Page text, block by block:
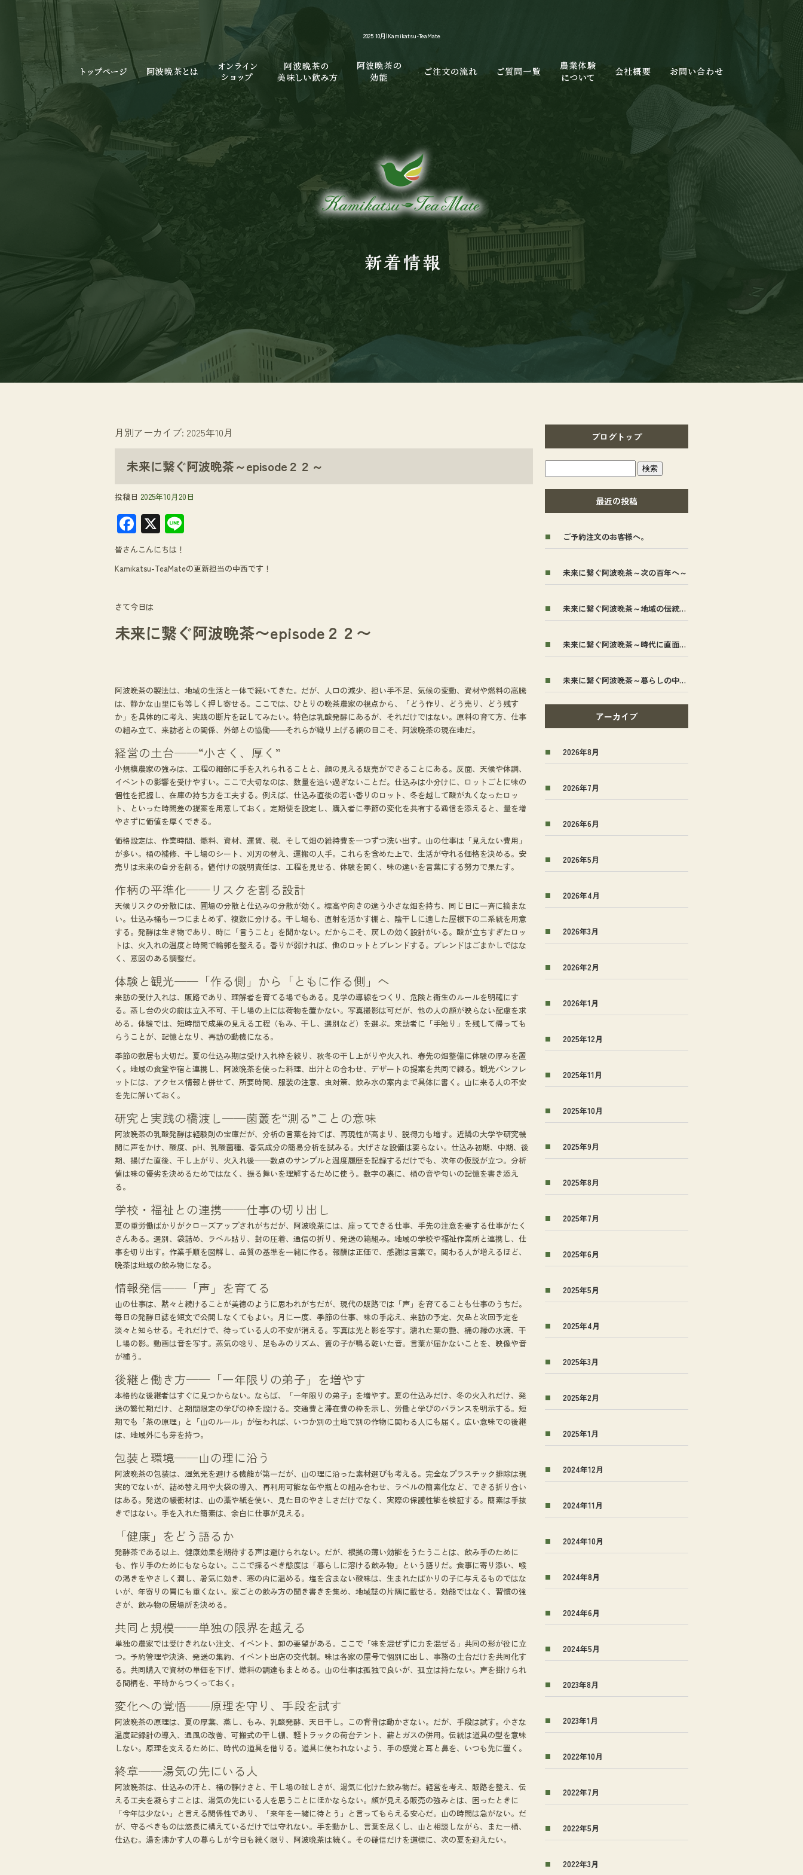
2025 10月|Kamikatsu-TeaMate
月別アーカイブ: 2025年10月
未来に繋ぐ阿波晩茶～episode２２～
投稿日 2025年10月20日
F
ac
e
b
o
o
k
X
e
皆さんこんにちは！
Kamikatsu-TeaMateの更新担当の中西です！
さて今日は
未来に繋ぐ阿波晩茶〜episode２２〜
阿波晩茶の製法は、地域の生活と一体で続いてきた。だが、人口の減少、担い手不足、気候の変動、資材や燃料の高騰
は、静かな山里にも等しく押し寄せる。ここでは、ひとりの晩茶農家の視点から、「どう作り、どう売り、どう残す
か」を具体的に考え、実践の断片を記してみたい。特色は乳酸発酵にあるが、それだけではない。原料の育て方、仕事
の組み立て、来訪者との関係、外部との協働──それらが織り上げる網の目こそ、阿波晩茶の現在地だ。
経営の土台──“小さく、厚く”
小規模農家の強みは、工程の細部に手を入れられることと、顔の見える販売ができることにある。反面、天候や体調、
イベントの影響を受けやすい。ここで大切なのは、数量を追い過ぎないことだ。仕込みは小分けに、ロットごとに味の
個性を把握し、在庫の持ち方を工夫する。例えば、仕込み直後の若い香りのロット、冬を越して酸が丸くなったロッ
ト、といった時間差の提案を用意しておく。定期便を設定し、購入者に季節の変化を共有する通信を添えると、量を増
やさずに価値を厚くできる。
価格設定は、作業時間、燃料、資材、運賃、税、そして畑の維持費を一つずつ洗い出す。山の仕事は「見えない費用」
が多い。桶の補修、干し場のシート、刈刃の替え、運搬の人手。これらを含めた上で、生活が守れる価格を決める。安
売りは未来の自分を削る。値付けの説明責任は、工程を見せる、体験を開く、味の違いを言葉にする努力で果たす。
作柄の平準化──リスクを割る設計
天候リスクの分散には、圃場の分散と仕込みの分散が効く。標高や向きの違う小さな畑を持ち、同じ日に一斉に摘まな
い。仕込み桶も一つにまとめず、複数に分ける。干し場も、直射を活かす棚と、陰干しに適した屋根下の二系統を用意
する。発酵は生き物であり、時に「言うこと」を聞かない。だからこそ、戻しの効く設計がいる。酸が立ちすぎたロッ
トは、火入れの温度と時間で輪郭を整える。香りが弱ければ、他のロットとブレンドする。ブレンドはごまかしではな
く、意図のある調整だ。
体験と観光──「作る側」から「ともに作る側」へ
来訪の受け入れは、販路であり、理解者を育てる場でもある。見学の導線をつくり、危険と衛生のルールを明確にす
る。蒸し台の火の前は立入不可、干し場の上には荷物を置かない。写真撮影は可だが、他の人の顔が映らない配慮を求
める。体験では、短時間で成果の見える工程（もみ、干し、選別など）を選ぶ。来訪者に「手触り」を残して帰っても
らうことが、記憶となり、再訪の動機になる。
季節の敷居も大切だ。夏の仕込み期は受け入れ枠を絞り、秋冬の干し上がりや火入れ、春先の畑整備に体験の厚みを置
く。地域の食堂や宿と連携し、阿波晩茶を使った料理、出汁との合わせ、デザートの提案を共同で練る。観光パンフレ
ットには、アクセス情報と併せて、所要時間、服装の注意、虫対策、飲み水の案内まで具体に書く。山に来る人の不安
を先に解いておく。
研究と実践の橋渡し──菌叢を“測る”ことの意味
阿波晩茶の乳酸発酵は経験則の宝庫だが、分析の言葉を持てば、再現性が高まり、説得力も増す。近隣の大学や研究機
関に声をかけ、酸度、pH、乳酸菌種、香気成分の簡易分析を試みる。大げさな設備は要らない。仕込み初期、中期、後
期、揚げた直後、干し上がり、火入れ後──数点のサンプルと温度履歴を記録するだけでも、次年の仮説が立つ。分析
値は味の優劣を決めるためではなく、振る舞いを理解するために使う。数字の裏に、桶の音や匂いの記憶を書き添え
る。
学校・福祉との連携──仕事の切り出し
夏の重労働ばかりがクローズアップされがちだが、阿波晩茶には、座ってできる仕事、手先の注意を要する仕事がたく
さんある。選別、袋詰め、ラベル貼り、封の圧着、通信の折り、発送の箱組み。地域の学校や福祉作業所と連携し、仕
事を切り出す。作業手順を図解し、品質の基準を一緒に作る。報酬は正価で、感謝は言葉で。関わる人が増えるほど、
晩茶は地域の飲み物になる。
情報発信──「声」を育てる
山の仕事は、黙々と続けることが美徳のように思われがちだが、現代の販路では「声」を育てることも仕事のうちだ。
毎日の発酵日誌を短文で公開しなくてもよい。月に一度、季節の仕事、味の手応え、来訪の予定、欠品と次回予定を
淡々と知らせる。それだけで、待っている人の不安が消える。写真は光と影を写す。濡れた葉の艶、桶の縁の水滴、干
し場の影。動画は音を写す。蒸気の唸り、足もみのリズム、簀の子が鳴る乾いた音。言葉が届かないことを、映像や音
が補う。
後継と働き方──「一年限りの弟子」を増やす
本格的な後継者はすぐに見つからない。ならば、「一年限りの弟子」を増やす。夏の仕込みだけ、冬の火入れだけ、発
送の繁忙期だけ、と期間限定の学びの枠を設ける。交通費と滞在費の枠を示し、労働と学びのバランスを明示する。短
期でも「茶の原理」と「山のルール」が伝われば、いつか別の土地で別の作物に関わる人にも届く。広い意味での後継
は、地域外にも芽を持つ。
包装と環境──山の理に沿う
阿波晩茶の包装は、湿気光を避ける機能が第一だが、山の理に沿った素材選びも考える。完全なプラスチック排除は現
実的でないが、詰め替え用や大袋の導入、再利用可能な缶や瓶との組み合わせ、ラベルの簡素化など、できる折り合い
はある。発送の緩衝材は、山の藁や紙を使い、見た目のやさしさだけでなく、実際の保護性能を検証する。簡素は手抜
きではない。手を入れた簡素は、余白に仕事が見える。
「健康」をどう語るか
発酵茶である以上、健康効果を期待する声は避けられない。だが、根拠の薄い効能をうたうことは、飲み手のために
も、作り手のためにもならない。ここで採るべき態度は「暮らしに溶ける飲み物」という語りだ。食事に寄り添い、喉
の渇きをやさしく潤し、暑気に効き、寒の内に温める。塩を含まない酸味は、生まれたばかりの子に与えるものではな
いが、年寄りの胃にも重くない。家ごとの飲み方の聞き書きを集め、地域誌の片隅に載せる。効能ではなく、習慣の強
さが、飲み物の居場所を決める。
共同と規模──単独の限界を越える
単独の農家では受けきれない注文、イベント、卸の要望がある。ここで「味を混ぜずに力を混ぜる」共同の形が役に立
つ。予約管理や決済、発送の集約、イベント出店の交代制。味は各家の屋号で個別に出し、事務の土台だけを共同化す
る。共同購入で資材の単価を下げ、燃料の調達もまとめる。山の仕事は孤独で良いが、孤立は持たない。声を掛けられ
る間柄を、平時からつくっておく。
変化への覚悟──原理を守り、手段を試す
阿波晩茶の原理は、夏の厚葉、蒸し、もみ、乳酸発酵、天日干し。この背骨は動かさない。だが、手段は試す。小さな
温度記録計の導入、通風の改善、可搬式の干し棚、軽トラックの荷台テント、薪とガスの併用。伝統は道具の型を意味
しない。原理を支えるために、時代の道具を借りる。道具に使われないよう、手の感覚と耳と鼻を、いつも先に置く。
終章──湯気の先にいる人
阿波晩茶は、仕込みの汗と、桶の静けさと、干し場の眩しさが、湯気に化けた飲み物だ。経営を考え、販路を整え、伝
える工夫を凝らすことは、湯気の先にいる人を思うことにほかならない。顔が見える販売の強みとは、困ったときに
「今年は少ない」と言える関係性であり、「来年を一緒に待とう」と言ってもらえる安心だ。山の時間は急がない。だ
が、守るべきものは悠長に構えているだけでは守れない。手を動かし、言葉を尽くし、山と相談しながら、また一桶、
仕込む。湯を沸かす人の暮らしが今日も続く限り、阿波晩茶は続く。その確信だけを道標に、次の夏を迎えたい。
ブログトップ
最近の投稿
ご予約注文のお客様へ。
未来に繋ぐ阿波晩茶～次の百年へ～
未来に繋ぐ阿波晩茶～地域の伝統茶から全国へ～
未来に繋ぐ阿波晩茶～時代に直面した～
未来に繋ぐ阿波晩茶～暮らしの中から生まれた～
アーカイブ
2026年8月
2026年7月
2026年6月
2026年5月
2026年4月
2026年3月
2026年2月
2026年1月
2025年12月
2025年11月
2025年10月
2025年9月
2025年8月
2025年7月
2025年6月
2025年5月
2025年4月
2025年3月
2025年2月
2025年1月
2024年12月
2024年11月
2024年10月
2024年8月
2024年6月
2024年5月
2023年8月
2023年1月
2022年10月
2022年7月
2022年5月
2022年3月